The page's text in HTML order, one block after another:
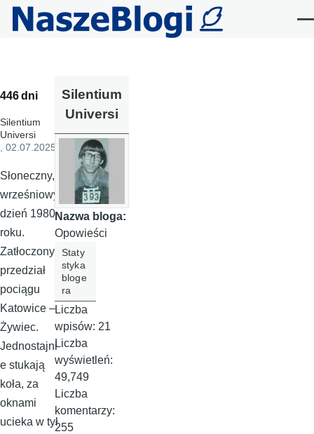
Przejdź do treści
446 dni
Silentium
Universi
, 02.07.2025
Słoneczny,
wrześniowy
dzień 1980
roku.
Zatłoczony
przedział
pociągu
Katowice –
Żywiec.
Jednostajni
e stukają
koła, za
oknami
ucieka w tył
Silentium
Universi
Nazwa bloga:
Opowieści
Staty
styka
bloge
ra
Liczba
wpisów: 21
Liczba
wyświetleń:
49,749
Liczba
komentarzy:
255